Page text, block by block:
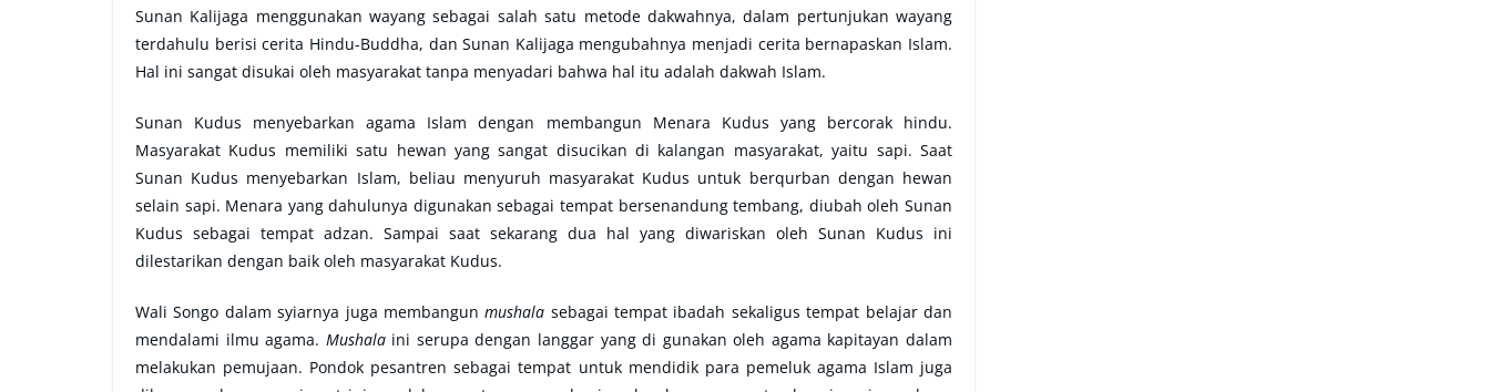
Sunan Kalijaga menggunakan wayang sebagai salah satu metode dakwahnya, dalam pertunjukan wayang
terdahulu berisi cerita Hindu-Buddha, dan Sunan Kalijaga mengubahnya menjadi cerita bernapaskan Islam.
Hal ini sangat disukai oleh masyarakat tanpa menyadari bahwa hal itu adalah dakwah Islam.
Sunan Kudus menyebarkan agama Islam dengan membangun Menara Kudus yang bercorak hindu.
Masyarakat Kudus memiliki satu hewan yang sangat disucikan di kalangan masyarakat, yaitu sapi. Saat
Sunan Kudus menyebarkan Islam, beliau menyuruh masyarakat Kudus untuk berqurban dengan hewan
selain sapi. Menara yang dahulunya digunakan sebagai tempat bersenandung tembang, diubah oleh Sunan
Kudus sebagai tempat adzan. Sampai saat sekarang dua hal yang diwariskan oleh Sunan Kudus ini
dilestarikan dengan baik oleh masyarakat Kudus.
Wali Songo dalam syiarnya juga membangunmushala sebagai tempat ibadah sekaligus tempat belajar dan
mendalami ilmu agama. Mushalaini serupa dengan langgar yang di gunakan oleh agama kapitayan dalam
melakukan pemujaan. Pondok pesantren sebagai tempat untuk mendidik para pemeluk agama Islam juga